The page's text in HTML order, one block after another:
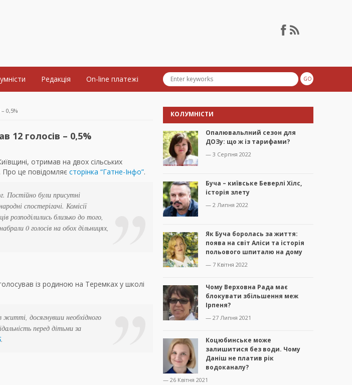
Редакція On-line платежі
0,5%
12 голосів – 0,5%
отримав на двох сільських
Про це повідомляє сторінка “Гатне-Інфо”.
Постійно були присутні
спостерігачі. Комісії
розподілились близько до того,
0 голосів на обох дільницях,
із родиною на Теремках у школі
досягнувши необхідного
перед дітьми за
.
КОЛУМНІСТИ
Опалювальлний сезон для
ДОЗу: що ж із тарифами?
— 3 Серпня 2022
Буча – київське Беверлі Хілс,
історія злету
— 2 Липня 2022
Як Буча боролась за життя:
поява на світ Аліси та історія
польового шпиталю на дому
— 7 Квітня 2022
Чому Верховна Рада має
блокувати збільшення меж
Ірпеня?
— 27 Липня 2021
Коцюбинське може
залишитися без води. Чому
Даніш не платив рік
водоканалу?
— 26 Квітня 2021